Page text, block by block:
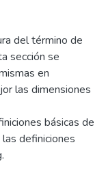
del término de
sección se
en
las dimensiones
básicas de
definiciones